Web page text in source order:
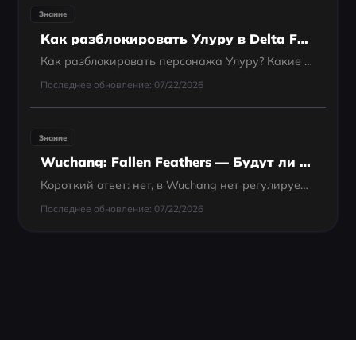
Знание
Как разблокировать Улуру в Delta Force? | Лучший гайд по Улуре
Как разблокировать персонажа Улуру? Какие у него способности, и какое оружие ему подходит лучше всего? В этом руководстве вы найдёте самую подробную и актуальную информацию о Улуре. Давайте начнём!
Последнее обновление: 07/22/2026
Знание
Wuchang: Fallen Feathers — Будут ли уровни сложности?
Короткий ответ: нет, в Wuchang нет регулируемых уровней сложности вроде Easy, Normal или Hard. Это подтверждают как обсуждения на Reddit, так и предварительные обзоры.
Последнее обновление: 07/22/2026